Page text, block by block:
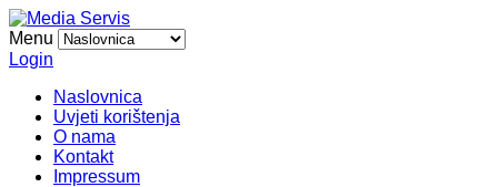
Menu
Login
Naslovnica
Uvjeti korištenja
O nama
Kontakt
Impressum